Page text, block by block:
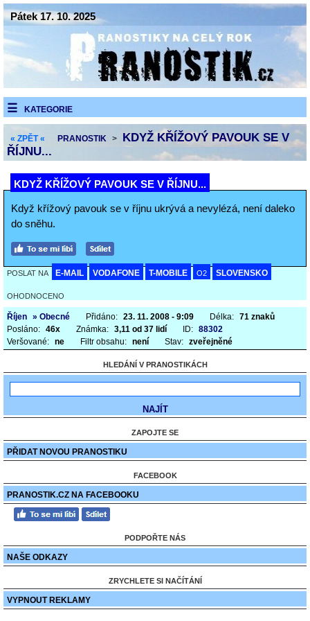
Pátek 17. 10. 2025
KATEGORIE
« ZPĚT « PRANOSTIK >
KDYŽ KŘÍŽOVÝ PAVOUK SE V
ŘÍJNU...
KDYŽ KŘÍŽOVÝ PAVOUK SE V ŘÍJNU...
Když křížový pavouk se v říjnu ukrývá a nevylézá, není daleko
do sněhu.
POSLAT NA E-MAIL VODAFONE T-MOBILE O2 SLOVENSKO
OHODNOCENO
Říjen » Obecné Přidáno: 23. 11. 2008 - 9:09 Délka: 71 znaků
Posláno: 46x Známka: 3,11 od 37 lidí ID: 88302
Veršované: ne Filtr obsahu: není Stav: zveřejněné
HLEDÁNÍ V PRANOSTIKÁCH
ZAPOJTE SE
PŘIDAT NOVOU PRANOSTIKU
FACEBOOK
PRANOSTIK.CZ NA FACEBOOKU
PODPOŘTE NÁS
NAŠE ODKAZY
ZRYCHLETE SI NAČÍTÁNÍ
VYPNOUT REKLAMY